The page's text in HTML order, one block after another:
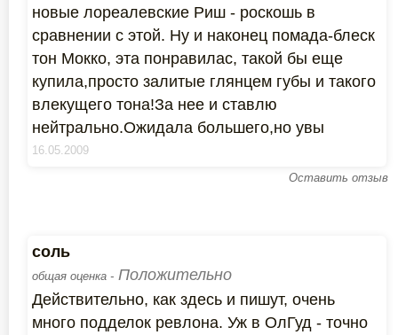
новые лореалевские Риш - роскошь в
сравнении с этой. Ну и наконец помада-блеск
тон Мокко, эта понравилас, такой бы еще
купила,просто залитые глянцем губы и такого
влекущего тона!За нее и ставлю
нейтрально.Ожидала большего,но увы
16.05.2009
Оставить отзыв
соль
общая оценка - Положительно
Действительно, как здесь и пишут, очень
много подделок ревлона. Уж в ОлГуд - точно